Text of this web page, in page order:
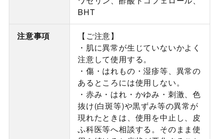
BHT
注意事項
【ご注意】
・肌に異常が生じていないかよく
注意して使用する。
・傷・はれもの・湿疹等、異常の
あるところには使用しない。
・赤み・はれ・かゆみ・刺激、色
抜け(白斑等)や黒ずみ等の異常が
現れたときは、使用を中止し、皮
ふ科医等へ相談する。そのまま使